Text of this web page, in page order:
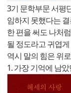
3기 문학부문 서평
임하지 못했다는
한 편을 써도 나처
될 정도라고 귀엽
역시 말의 힘은 위
1. 가장 기억에 남